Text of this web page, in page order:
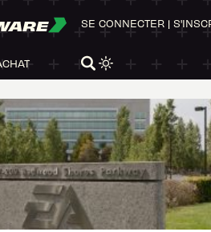
SE CONNECTER |